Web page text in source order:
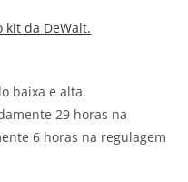
baixa e alta.
29 horas na
6 horas na regulagem